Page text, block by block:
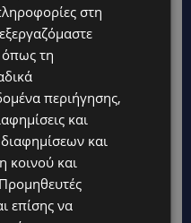
στη
τη
περιήγησης,
και
και
κοινού και
Προμηθευτές
επίσης να